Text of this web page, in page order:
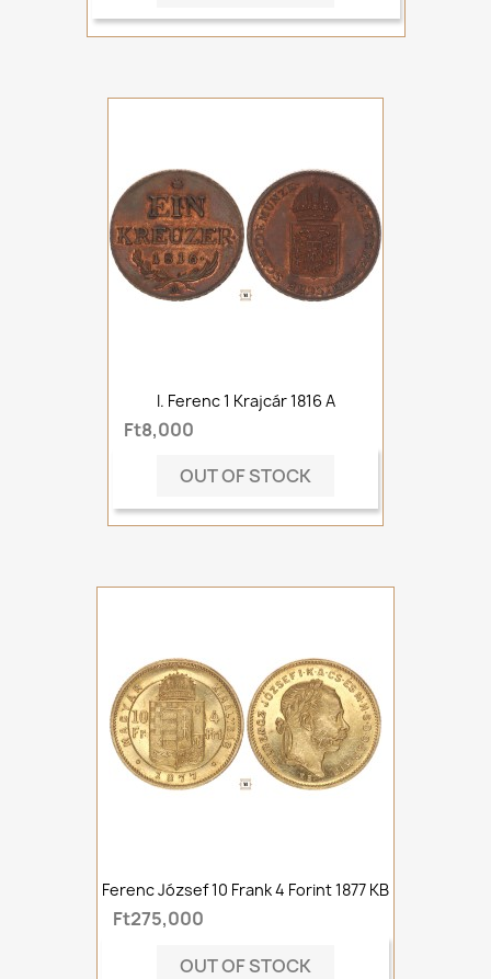
I. Ferenc 1 Krajcár 1816 A
Ft8,000
OUT OF STOCK
Ferenc József 10 Frank 4 Forint 1877 KB
Ft275,000
OUT OF STOCK